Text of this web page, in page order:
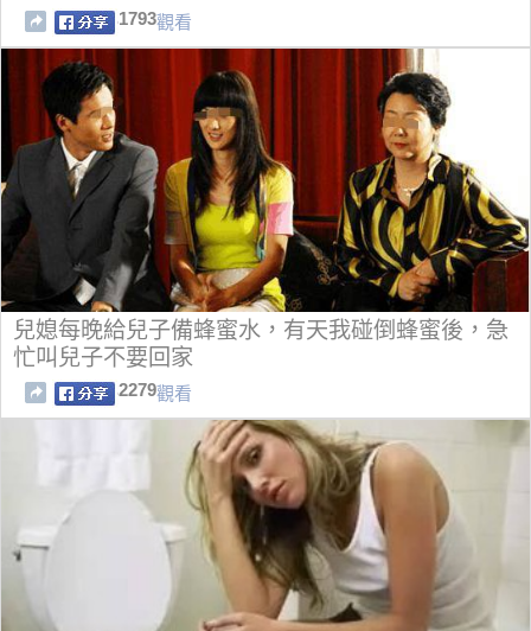
1793觀看
兒媳每晚給兒子備蜂蜜水，有天我碰倒蜂蜜後，急
忙叫兒子不要回家
2279觀看